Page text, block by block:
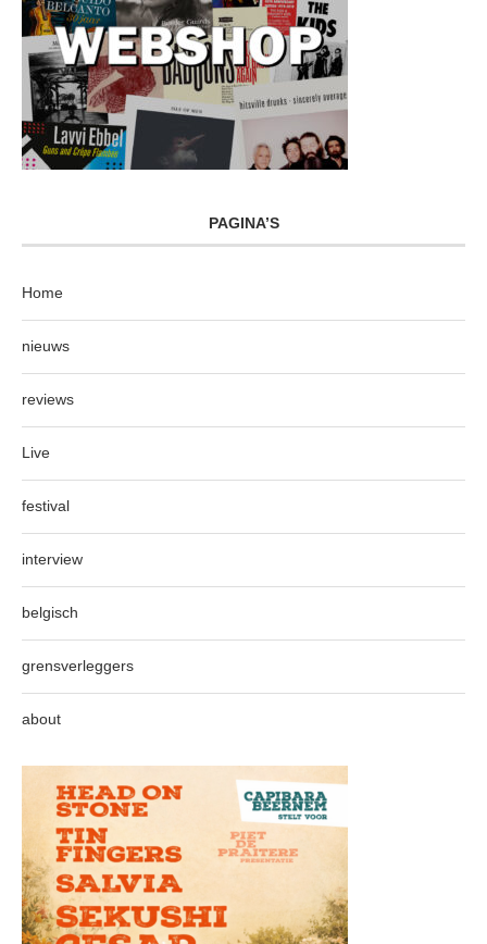
PAGINA’S
Home
nieuws
reviews
Live
festival
interview
belgisch
grensverleggers
about